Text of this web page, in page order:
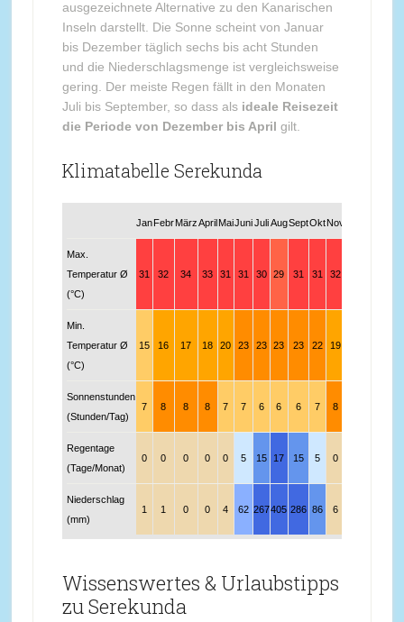
ausgezeichnete Alternative zu den Kanarischen
Inseln darstellt. Die Sonne scheint von Januar
bis Dezember täglich sechs bis acht Stunden
und die Niederschlagsmenge ist vergleichsweise
gering. Der meiste Regen fällt in den Monaten
Juli bis September, so dass als ideale Reisezeit
die Periode von Dezember bis April gilt.
Klimatabelle Serekunda
JanFebrMärzAprilMaiJuniJuliAugSeptOktNov
Max.
Temperatur Ø
(°C)
31 32 34 33 31 31 30 29 31 31 32
Min.
Temperatur Ø
(°C)
15 16 17 18 20 23 23 23 23 22 19
Sonnenstunden
(Stunden/Tag)
7 8 8 8 7 7 6 6 6 7 8
Regentage
(Tage/Monat)
0 0 0 0 0 5 15 17 15 5 0
Niederschlag
(mm)
1 1 0 0 4 62 267405 286 86 6
Wissenswertes & Urlaubstipps
zu Serekunda